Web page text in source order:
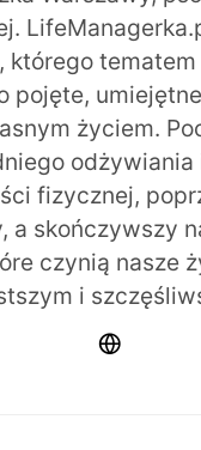
którego
pojęte,
życiem.
odżywiania
fizycznej,
a skończywszy
czynią nasze
i